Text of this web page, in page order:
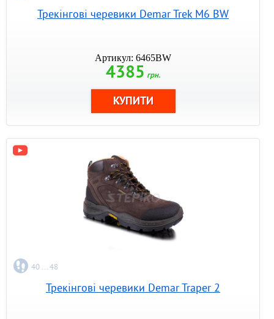
Трекінгові черевики Demar Trek M6 BW
Артикул: 6465BW
4385 грн.
40 ... 48
Трекінгові черевики Demar Traper 2